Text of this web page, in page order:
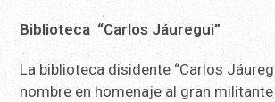
Biblioteca “Carlos Jáuregui”
La biblioteca disidente “Carlos
nombre en homenaje al gran